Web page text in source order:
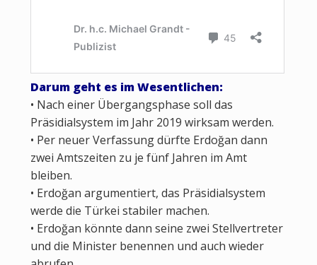
Darum geht es im Wesentlichen:
• Nach einer Übergangsphase soll das
Präsidialsystem im Jahr 2019 wirksam werden.
• Per neuer Verfassung dürfte Erdoğan dann
zwei Amtszeiten zu je fünf Jahren im Amt
bleiben.
• Erdoğan argumentiert, das Präsidialsystem
werde die Türkei stabiler machen.
• Erdoğan könnte dann seine zwei Stellvertreter
und die Minister benennen und auch wieder